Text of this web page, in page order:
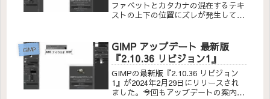
ファベットとカタカナの混在するテキ
ストの上下の位置にズレが発生してい
GIMP
GIMP アップデート 最新版
『2.10.36 リビジョン1』
GIMPの最新版『2.10.36 リビジョン
1』が2024年2月29日にリリースされ
ました。今回もアップデートの案内が